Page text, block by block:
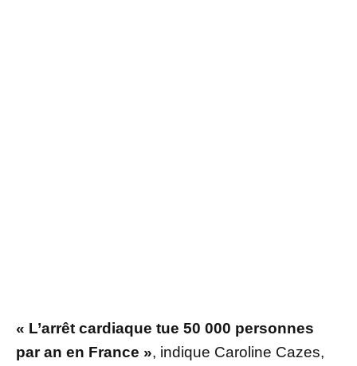
« L’arrêt cardiaque tue 50 000 personnes
par an en France », indique Caroline Cazes,